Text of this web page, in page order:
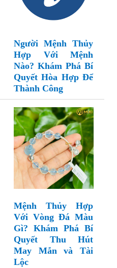
Người Mệnh Thủy
Hợp Với Mệnh
Nào? Khám Phá Bí
Quyết Hòa Hợp Để
Thành Công
Mệnh Thủy Hợp
Với Vòng Đá Màu
Gì? Khám Phá Bí
Quyết Thu Hút
May Mắn và Tài
Lộc